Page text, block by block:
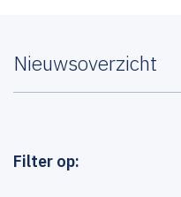
Nieuwsoverzicht
Filter op: